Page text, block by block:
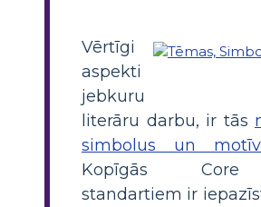
Vērtīgi
aspekti
jebkuru
literāru darbu, ir tās
simbolus un
Kopīgās
standartiem ir